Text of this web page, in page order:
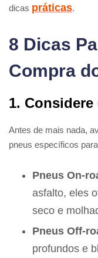
dicas práticas.
8 Dicas
Compra
1.
Antes de mais nada,
pneus específicos
Pneus On-
asfalto, eles
seco e
Pneus Off-
profundos e